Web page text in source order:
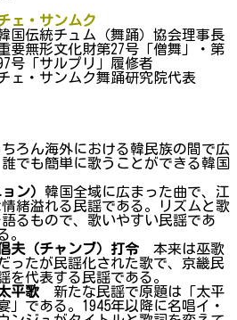
ェ・サンムク
国伝統チュム（舞踊）協会理事長
要無形文化財第27号「僧舞」・第
号「サルプリ」履修者
ェ・サンムク舞踊研究院代表
ろん海外における韓民族の間で広
でも簡単に歌うことができる韓国
ン） 韓国全域に広まった曲で、江
緒溢れる民謡である。リズムと歌
るもので、歌いやすい民謡であ
。
夫（チャンブ）打令 本来は巫歌
ったが民謡化された歌で、京畿民
を代表する民謡である。
平歌 新たな民謡で原題は「太平
」である。1945年以降に名唱イ・